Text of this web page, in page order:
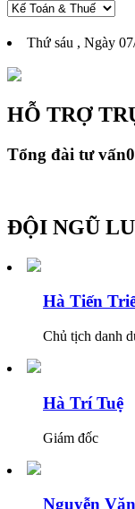
Thứ sáu , Ngày
HỖ TRỢ
Tổng đài tư vấn
ĐỘI NGŨ
Hà Tiến
Chủ tịch danh
Hà Trí Tuệ
Giám đốc
Nguyễn